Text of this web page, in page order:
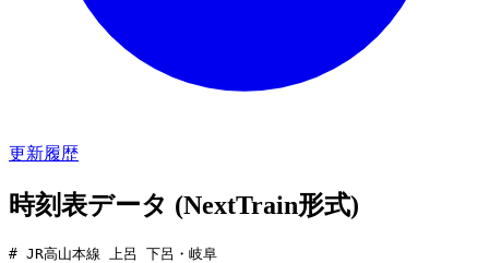
更新履歴
時刻表データ (NextTrain形式)
# JR高山本線 上呂 下呂・岐阜